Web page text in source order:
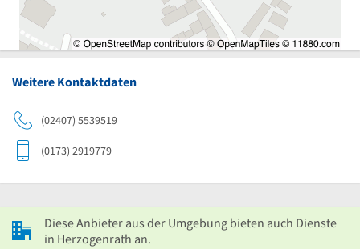
Weitere Kontaktdaten
(02407) 5539519
(0173) 2919779
Diese Anbieter aus der Umgebung bieten auch Dienste
in Herzogenrath an.